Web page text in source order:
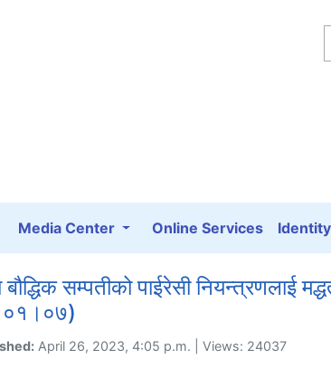
Media Center Online Services
सम्पतीको पाईरेसी नियन्त्रणलाई
April 26, 2023, 4:05 p.m. | Views: 24037